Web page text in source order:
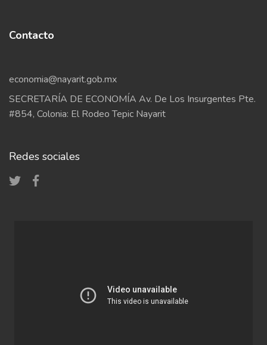
Contacto
economia@nayarit.gob.mx
SECRETARÍA DE ECONOMÍA Av. De Los Insurgentes Pte.
#854, Colonia: El Rodeo Tepic Nayarit
Redes sociales